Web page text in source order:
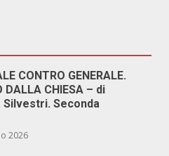
CONTRO GENERALE.
DALLA CHIESA – di
Silvestri. Seconda
2026